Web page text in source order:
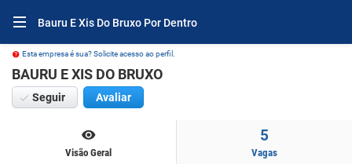
Bauru E Xis Do Bruxo Por Dentro
Esta empresa é sua? Solicite acesso ao perfil.
BAURU E XIS DO BRUXO
Seguir Avaliar
Visão Geral
5
Vagas